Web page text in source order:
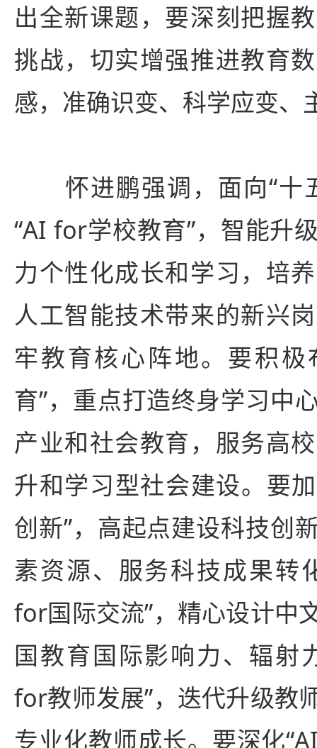
出全新课题，要深刻把握
挑战，切实增强推进教育
感，准确识变、科学应变、
怀进鹏强调，面向“十
“AI for学校教育”，智能升
力个性化成长和学习，培
人工智能技术带来的新兴
牢教育核心阵地。要积
育”，重点打造终身学习中
产业和社会教育，服务高
升和学习型社会建设。要
创新”，高起点建设科技创
素资源、服务科技成果转
for国际交流”，精心设计中
国教育国际影响力、辐射
for教师发展”，迭代升级教
专业化教师成长。要深化